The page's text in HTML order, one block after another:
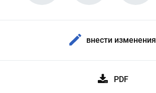
внести изменения
PDF